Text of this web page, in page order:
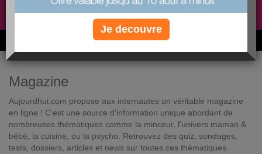
Non, je préfère le régime gratuit
6M de personnes ont maigri et réappris à manger avec nous
Magazine
Aujourdhui.com propose aux internautes un véritable magazine
en ligne ! C'est une source d'information unique abordant de
nombreuses thématiques comme la minceur, l'univers maman &
bébé, la cuisine, ou la psycho. Retrouvez des quiz, sondages,
tests, dossiers, articles et news sur toutes ces thématiques.
Je decouvre